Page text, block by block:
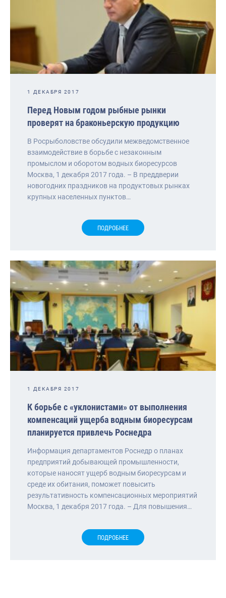
1 ДЕКАБРЯ 2017
Перед Новым годом рыбные рынки
проверят на браконьерскую продукцию
В Росрыболовстве обсудили межведомственное
взаимодействие в борьбе с незаконным
промыслом и оборотом водных биоресурсов
Москва, 1 декабря 2017 года. – В преддверии
новогодних праздников на продуктовых рынках
крупных населенных пунктов…
ПОДРОБНЕЕ
1 ДЕКАБРЯ 2017
К борьбе с «уклонистами» от выполнения
компенсаций ущерба водным биоресурсам
планируется привлечь Роснедра
Информация департаментов Роснедр о планах
предприятий добывающей промышленности,
которые наносят ущерб водным биоресурсам и
среде их обитания, поможет повысить
результативность компенсационных мероприятий
Москва, 1 декабря 2017 года. – Для повышения…
ПОДРОБНЕЕ